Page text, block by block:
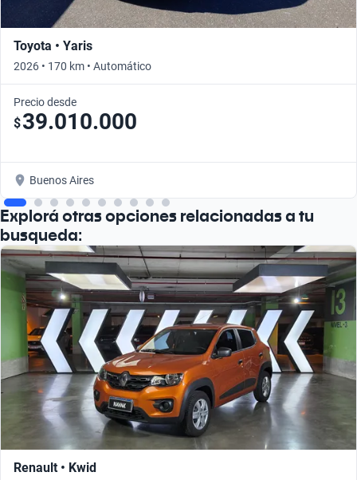
Toyota • Yaris
2026 • 170 km • Automático
Precio desde
$39.010.000
Buenos Aires
Explorá otras opciones relacionadas a tu
busqueda:
Renault • Kwid